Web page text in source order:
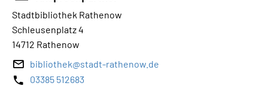
Stadtbibliothek Rathenow
Schleusenplatz 4
14712 Rathenow
bibliothek@stadt-rathenow.de
03385 512683